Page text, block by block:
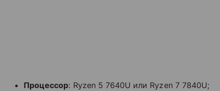
Процессор: Ryzen 5 7640U или Ryzen 7 7840U;